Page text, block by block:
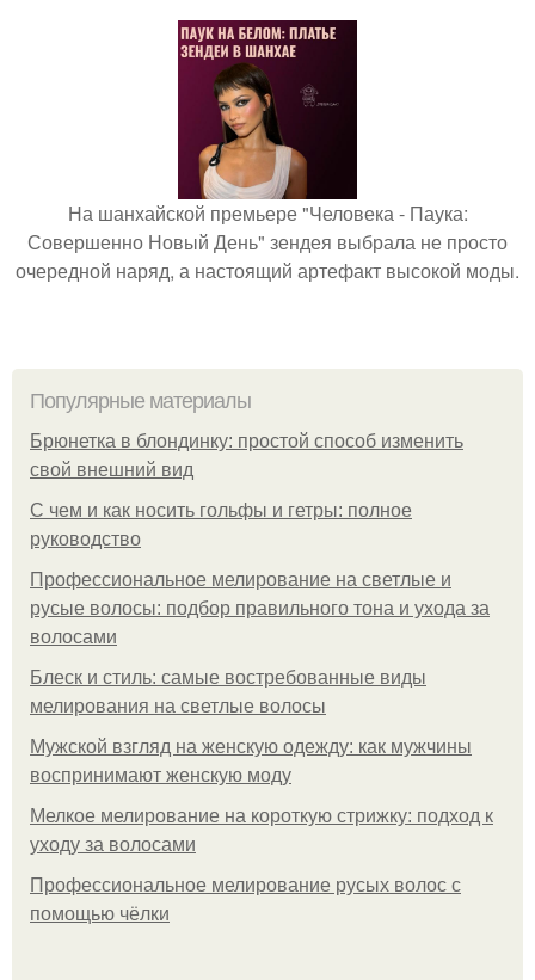
На шанхайской премьере "Человека - Паука:
Совершенно Новый День" зендея выбрала не просто
очередной наряд, а настоящий артефакт высокой моды.
Популярные материалы
Брюнетка в блондинку: простой способ изменить
свой внешний вид
С чем и как носить гольфы и гетры: полное
руководство
Профессиональное мелирование на светлые и
русые волосы: подбор правильного тона и ухода за
волосами
Блеск и стиль: самые востребованные виды
мелирования на светлые волосы
Мужской взгляд на женскую одежду: как мужчины
воспринимают женскую моду
Мелкое мелирование на короткую стрижку: подход к
уходу за волосами
Профессиональное мелирование русых волос с
помощью чёлки